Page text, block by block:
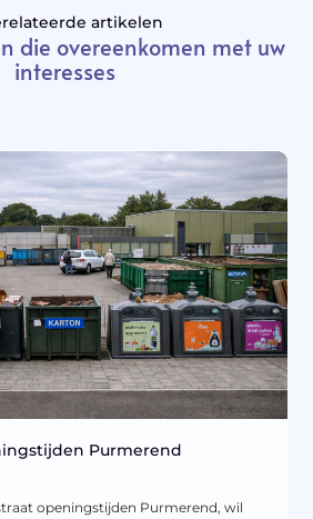
artikelen
die overeenkomen met uw
interesses
Purmerend
openingstijden Purmerend, wil